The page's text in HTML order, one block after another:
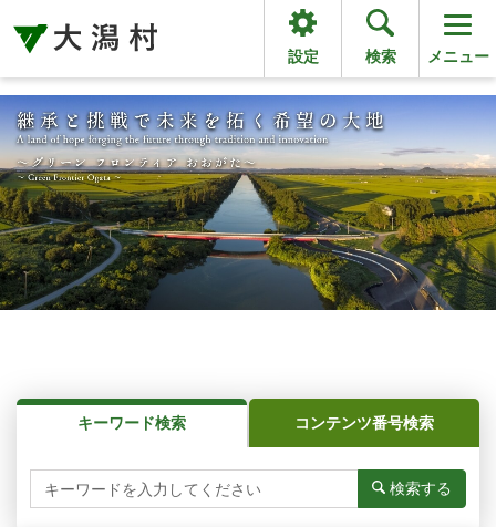
設定 検索 メニュー
サイト内検索
キーワード検索 コンテンツ番号検索
検索する